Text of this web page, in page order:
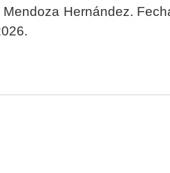
Mendoza Hernández.